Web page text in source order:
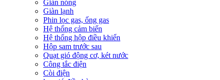
Giàn nóng
Giàn lạnh
Phin lọc gas, ống gas
Hệ thống cảm biến
Hệ thống hộp điều khiển
Hộp sam trước sau
Quạt gió động cơ, két nước
Công tắc điện
Còi điện